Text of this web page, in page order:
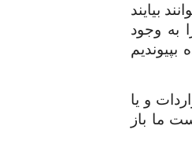
بیایند
به وجود
بپیوندیم
و یا
ما باز